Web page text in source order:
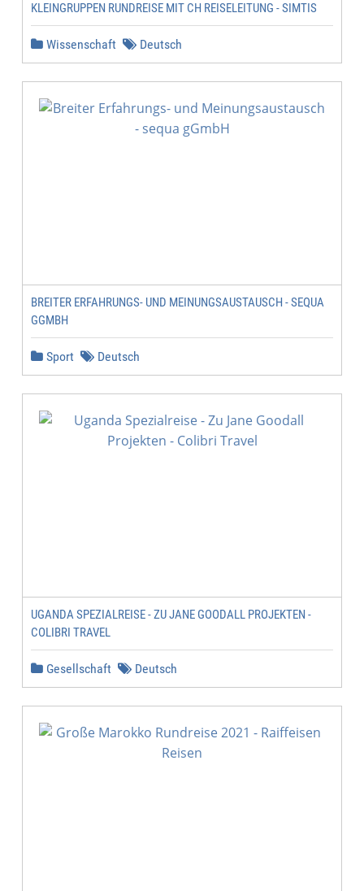
KLEINGRUPPEN RUNDREISE MIT CH REISELEITUNG - SIMTIS
Wissenschaft Deutsch
BREITER ERFAHRUNGS- UND MEINUNGSAUSTAUSCH - SEQUA
GGMBH
Sport Deutsch
UGANDA SPEZIALREISE - ZU JANE GOODALL PROJEKTEN -
COLIBRI TRAVEL
Gesellschaft Deutsch